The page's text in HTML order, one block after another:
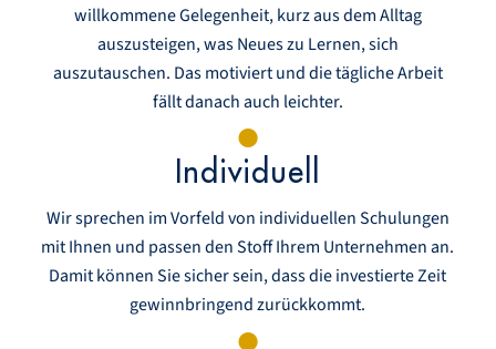
willkommene Gelegenheit, kurz aus dem Alltag
auszusteigen, was Neues zu Lernen, sich
auszutauschen. Das motiviert und die tägliche Arbeit
fällt danach auch leichter.
Individuell
Wir sprechen im Vorfeld von individuellen Schulungen
mit Ihnen und passen den Stoff Ihrem Unternehmen an.
Damit können Sie sicher sein, dass die investierte Zeit
gewinnbringend zurückkommt.